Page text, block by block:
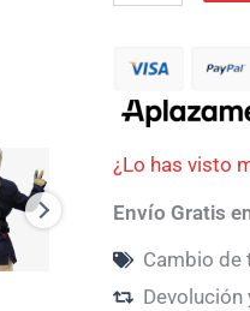
¿Lo has visto
Envío Gratis
Cambio de
Devolución